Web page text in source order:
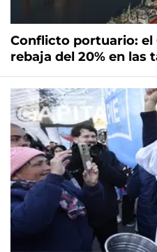
Conflicto portuario: el
rebaja del 20% en las